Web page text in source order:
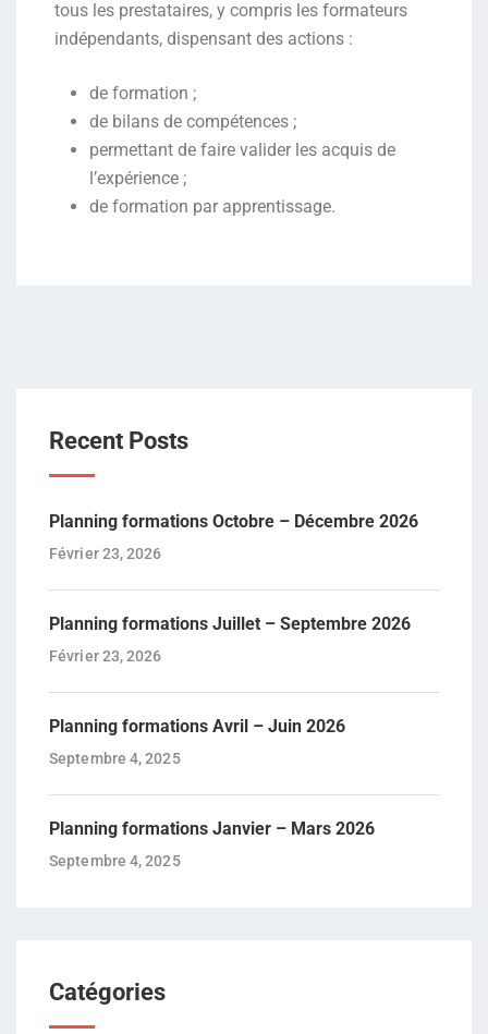
tous les prestataires, y compris les formateurs
indépendants, dispensant des actions :
de formation ;
de bilans de compétences ;
permettant de faire valider les acquis de
l’expérience ;
de formation par apprentissage.
Recent Posts
Planning formations Octobre – Décembre 2026
Février 23, 2026
Planning formations Juillet – Septembre 2026
Février 23, 2026
Planning formations Avril – Juin 2026
Septembre 4, 2025
Planning formations Janvier – Mars 2026
Septembre 4, 2025
Catégories